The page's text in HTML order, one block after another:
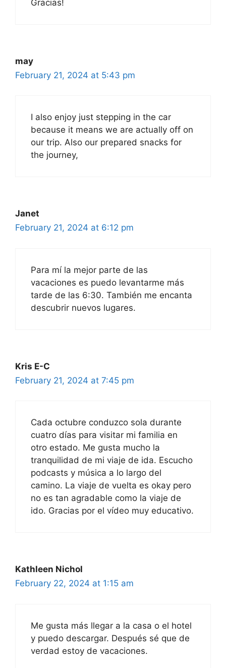
Gracias!
may
February 21, 2024 at 5:43 pm
I also enjoy just stepping in the car
because it means we are actually off on
our trip. Also our prepared snacks for
the journey,
Janet
February 21, 2024 at 6:12 pm
Para mí la mejor parte de las
vacaciones es puedo levantarme más
tarde de las 6:30. También me encanta
descubrir nuevos lugares.
Kris E-C
February 21, 2024 at 7:45 pm
Cada octubre conduzco sola durante
cuatro días para visitar mi familia en
otro estado. Me gusta mucho la
tranquilidad de mi viaje de ida. Escucho
podcasts y música a lo largo del
camino. La viaje de vuelta es okay pero
no es tan agradable como la viaje de
ido. Gracias por el vídeo muy educativo.
Kathleen Nichol
February 22, 2024 at 1:15 am
Me gusta más llegar a la casa o el hotel
y puedo descargar. Después sé que de
verdad estoy de vacaciones.